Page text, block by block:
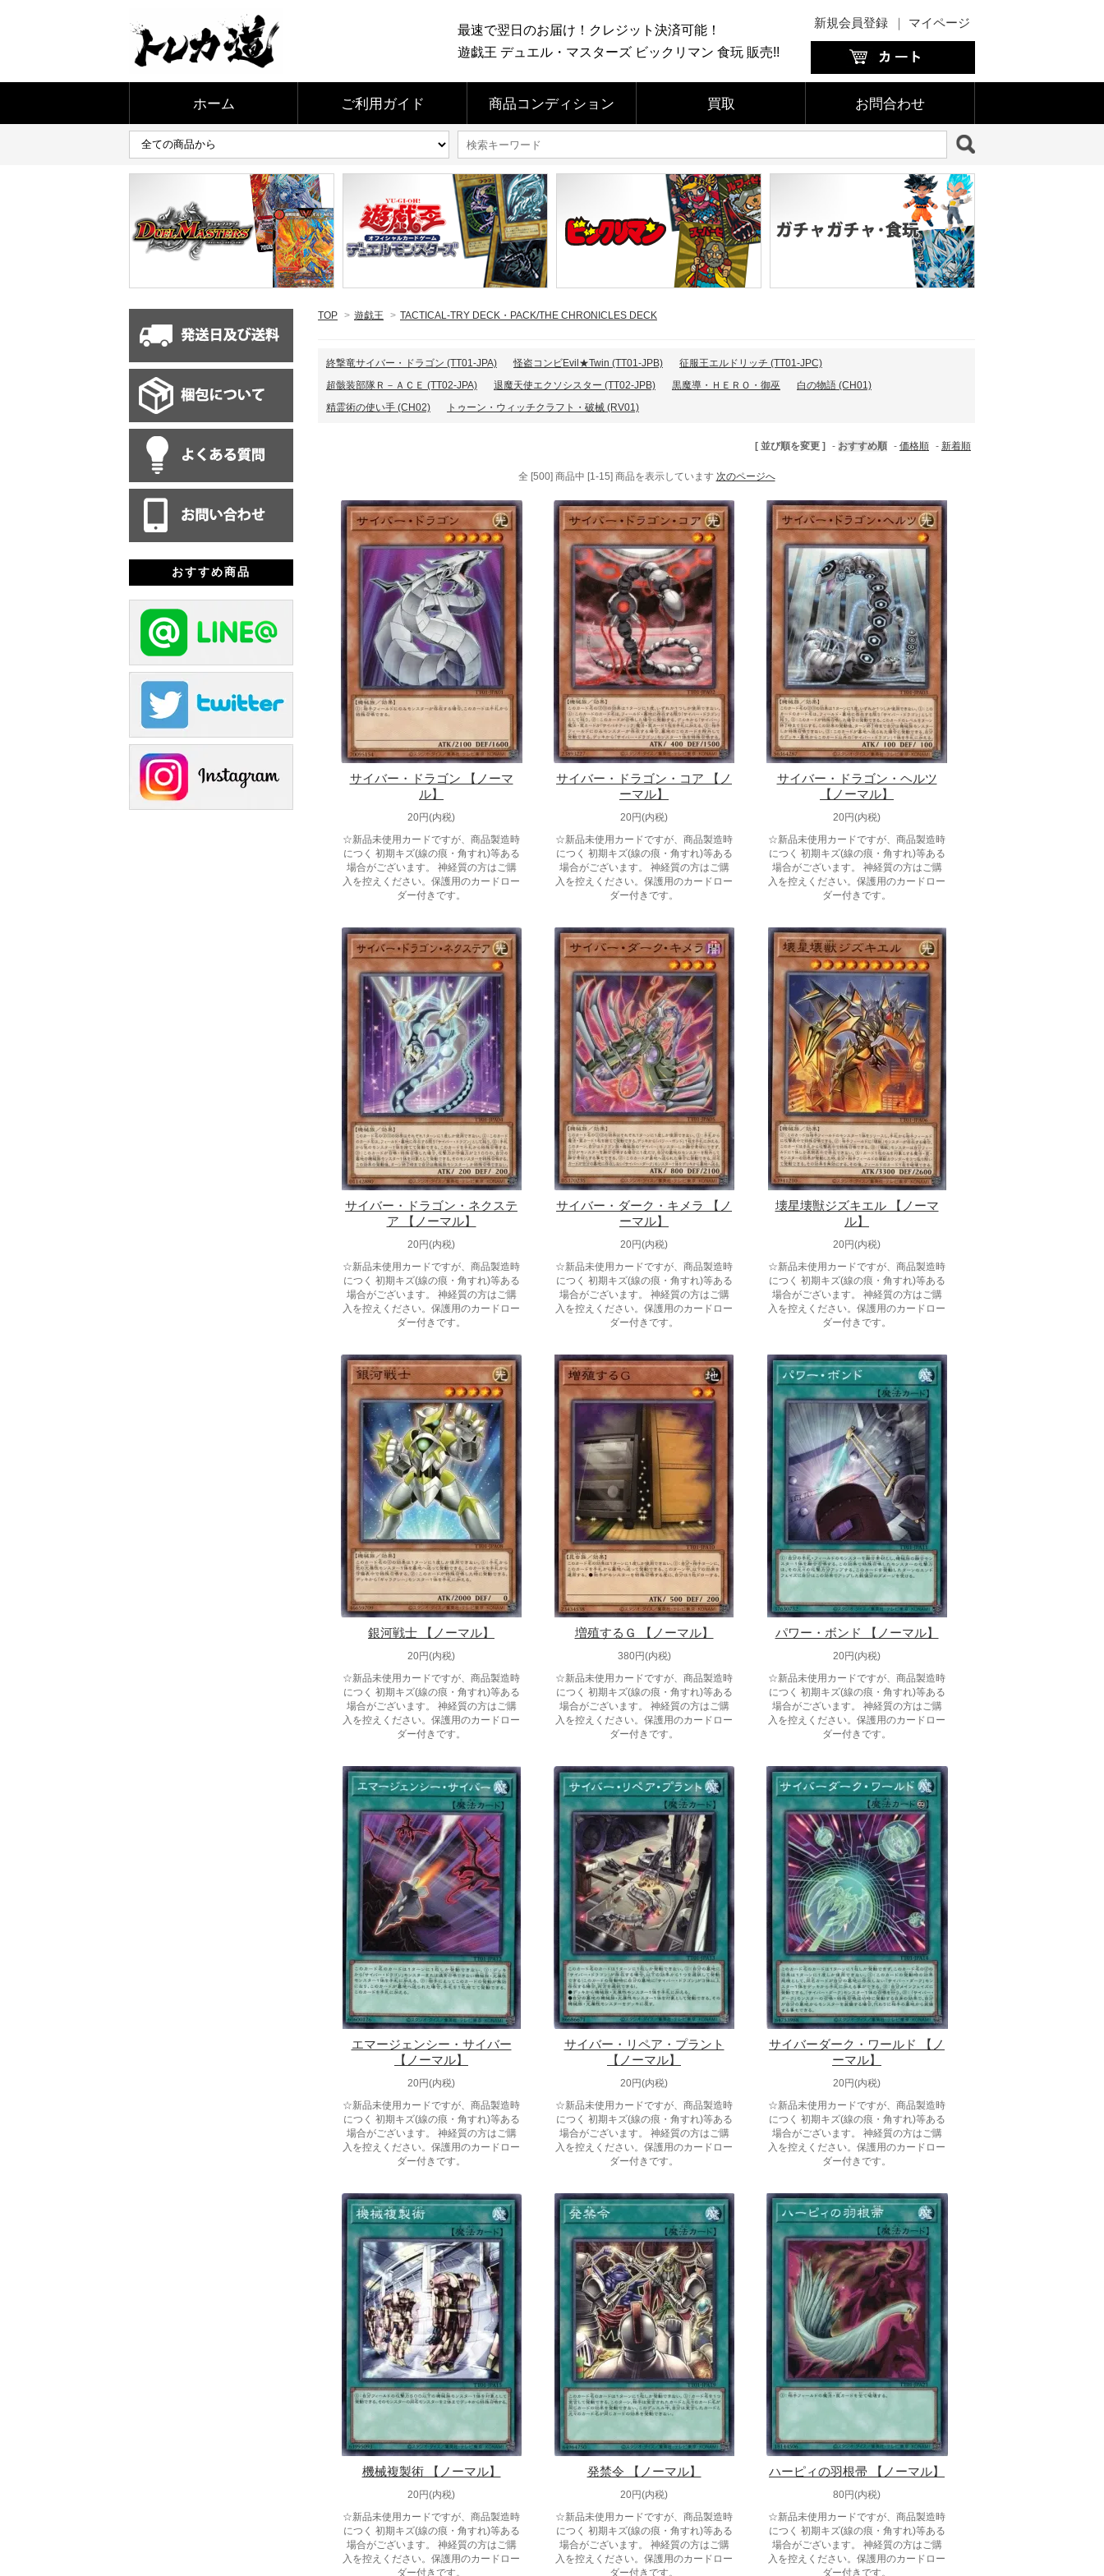
最速で翌日のお届け！クレジット決済可能！
遊戯王 デュエル・マスターズ ビックリマン 食玩 販売!!
新規会員登録 ｜ マイページ
ホーム ご利用ガイド 商品コンディション 買取 お問合わせ
TOP > 遊戯王 > TACTICAL-TRY DECK・PACK/THE CHRONICLES DECK
終撃竜サイバー・ドラゴン (TT01-JPA) 怪盗コンビEvil★Twin (TT01-JPB)
征服王エルドリッチ (TT01-JPC)
超骸装部隊Ｒ－ＡＣＥ (TT02-JPA)
退魔天使エクソシスター (TT02-JPB) 黒魔導・ＨＥＲＯ・御巫
白の物語 (CH01)
精霊術の使い手 (CH02)
トゥーン・ウィッチクラフト・破械 (RV01)
[ 並び順を変更 ] - おすすめ順 - 価格順 - 新着順
全 [500] 商品中 [1-15] 商品を表示しています 次のページへ
サイバー・ドラゴン 【ノーマ
ル】
20円(内税)
☆新品未使用カードですが、商品製造時
につく 初期キズ(線の痕・角すれ)等ある
場合がございます。 神経質の方はご購
入を控えください。保護用のカードロー
ダー付きです。
サイバー・ドラゴン・コア 【ノ
ーマル】
20円(内税)
☆新品未使用カードですが、商品製造時
につく 初期キズ(線の痕・角すれ)等ある
場合がございます。 神経質の方はご購
入を控えください。保護用のカードロー
ダー付きです。
サイバー・ドラゴン・ヘルツ
【ノーマル】
20円(内税)
☆新品未使用カードですが、商品製造時
につく 初期キズ(線の痕・角すれ)等ある
場合がございます。 神経質の方はご購
入を控えください。保護用のカードロー
ダー付きです。
サイバー・ドラゴン・ネクステ
ア 【ノーマル】
20円(内税)
☆新品未使用カードですが、商品製造時
につく 初期キズ(線の痕・角すれ)等ある
場合がございます。 神経質の方はご購
入を控えください。保護用のカードロー
ダー付きです。
サイバー・ダーク・キメラ 【ノ
ーマル】
20円(内税)
☆新品未使用カードですが、商品製造時
につく 初期キズ(線の痕・角すれ)等ある
場合がございます。 神経質の方はご購
入を控えください。保護用のカードロー
ダー付きです。
壊星壊獣ジズキエル 【ノーマ
ル】
20円(内税)
☆新品未使用カードですが、商品製造時
につく 初期キズ(線の痕・角すれ)等ある
場合がございます。 神経質の方はご購
入を控えください。保護用のカードロー
ダー付きです。
銀河戦士 【ノーマル】
20円(内税)
☆新品未使用カードですが、商品製造時
につく 初期キズ(線の痕・角すれ)等ある
場合がございます。 神経質の方はご購
入を控えください。保護用のカードロー
ダー付きです。
増殖するＧ 【ノーマル】
380円(内税)
☆新品未使用カードですが、商品製造時
につく 初期キズ(線の痕・角すれ)等ある
場合がございます。 神経質の方はご購
入を控えください。保護用のカードロー
ダー付きです。
パワー・ボンド 【ノーマル】
20円(内税)
☆新品未使用カードですが、商品製造時
につく 初期キズ(線の痕・角すれ)等ある
場合がございます。 神経質の方はご購
入を控えください。保護用のカードロー
ダー付きです。
エマージェンシー・サイバー
【ノーマル】
20円(内税)
☆新品未使用カードですが、商品製造時
につく 初期キズ(線の痕・角すれ)等ある
場合がございます。 神経質の方はご購
入を控えください。保護用のカードロー
ダー付きです。
サイバー・リペア・プラント
【ノーマル】
20円(内税)
☆新品未使用カードですが、商品製造時
につく 初期キズ(線の痕・角すれ)等ある
場合がございます。 神経質の方はご購
入を控えください。保護用のカードロー
ダー付きです。
サイバーダーク・ワールド 【ノ
ーマル】
20円(内税)
☆新品未使用カードですが、商品製造時
につく 初期キズ(線の痕・角すれ)等ある
場合がございます。 神経質の方はご購
入を控えください。保護用のカードロー
ダー付きです。
機械複製術 【ノーマル】
20円(内税)
☆新品未使用カードですが、商品製造時
につく 初期キズ(線の痕・角すれ)等ある
場合がございます。 神経質の方はご購
入を控えください。保護用のカードロー
ダー付きです。
発禁令 【ノーマル】
20円(内税)
☆新品未使用カードですが、商品製造時
につく 初期キズ(線の痕・角すれ)等ある
場合がございます。 神経質の方はご購
入を控えください。保護用のカードロー
ダー付きです。
ハーピィの羽根帚 【ノーマル】
80円(内税)
☆新品未使用カードですが、商品製造時
につく 初期キズ(線の痕・角すれ)等ある
場合がございます。 神経質の方はご購
入を控えください。保護用のカードロー
ダー付きです。
おすすめ商品